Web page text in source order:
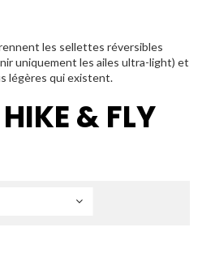
les sellettes réversibles
uniquement les ailes ultra-light) et
légères qui existent.
HIKE & FLY